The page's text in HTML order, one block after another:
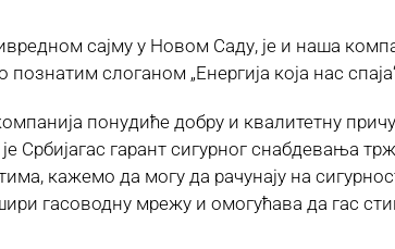
сајму у Новом Саду, је и наша
слоганом „Енергија која нас
понудиће добру и квалитетну
Србијагас гарант сигурног снабдевања
кажемо да могу да рачунају на
гасоводну мрежу и омогућава да гас